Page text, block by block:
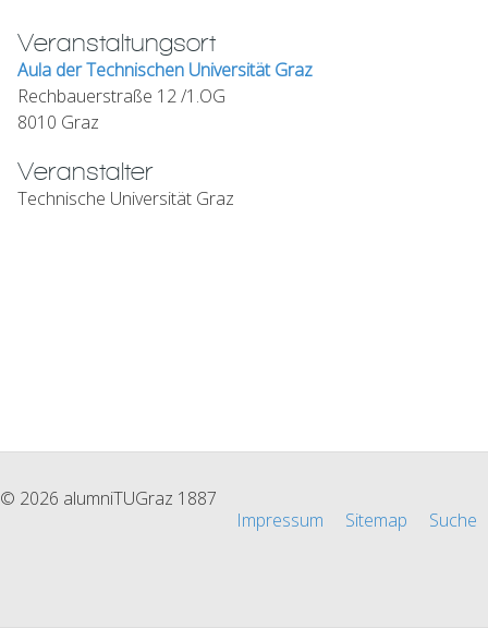
Veranstaltungsort
Aula der Technischen Universität Graz
Rechbauerstraße 12 /1.OG
8010 Graz
Veranstalter
Technische Universität Graz
© 2026 alumniTUGraz 1887
Impressum
Sitemap Suche